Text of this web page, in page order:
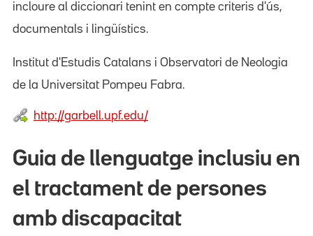
incloure al diccionari tenint en compte criteris d'ús,
documentals i lingüístics.
Institut d'Estudis Catalans i Observatori de Neologia
de la Universitat Pompeu Fabra.
http://garbell.upf.edu/
Guia de llenguatge inclusiu en
el tractament de persones
amb discapacitat